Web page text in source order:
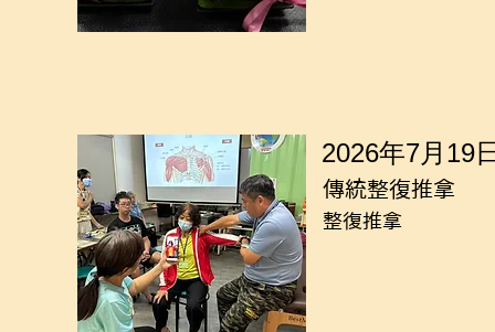
2026年7月19
傳統整復推拿
整復推拿